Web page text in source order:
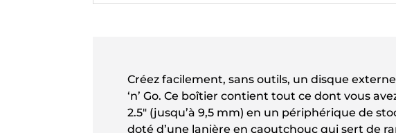
Créez facilement, sans outils, un disque
‘n’ Go. Ce boîtier contient tout ce dont vous
2.5″ (jusqu’à 9,5 mm) en un périphérique de
doté d’une lanière en caoutchouc qui sert de